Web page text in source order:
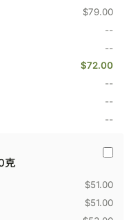
槐
蜜
方
便
250
$79.00
--
--
$72.00
--
--
--
蘭
Bee
Easy
克
$51.00
$51.00